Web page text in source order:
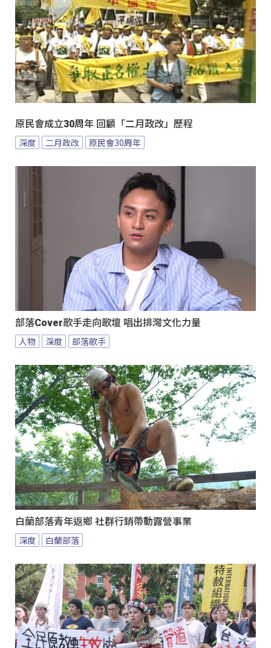
原民會成立30周年 回顧「二月政改」歷程
深度 二月政改 原民會30周年
部落Cover歌手走向歌壇 唱出排灣文化力量
人物 深度 部落歌手
白蘭部落青年返鄉 社群行銷帶動露營事業
深度 白蘭部落